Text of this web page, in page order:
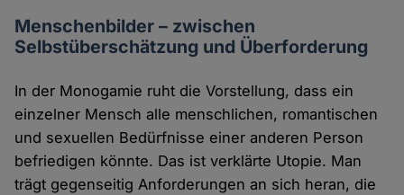
Menschenbilder – zwischen
Selbstüberschätzung und Überforderung
In der Monogamie ruht die Vorstellung, dass ein
einzelner Mensch alle menschlichen, romantischen
und sexuellen Bedürfnisse einer anderen Person
befriedigen könnte. Das ist verklärte Utopie. Man
trägt gegenseitig Anforderungen an sich heran, die